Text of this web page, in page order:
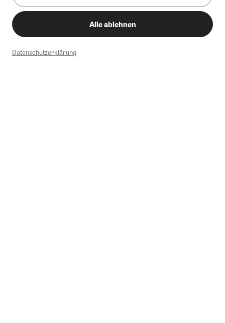
Alle ablehnen
Datenschutzerklärung